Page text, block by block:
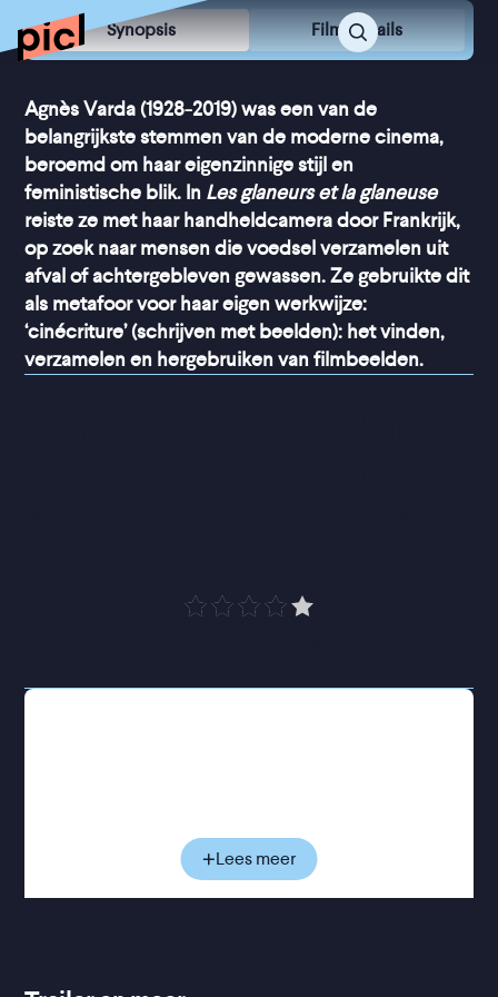
Synopsis Film Details
Agnès Varda (1928-2019) was een van de
belangrijkste stemmen van de moderne cinema,
beroemd om haar eigenzinnige stijl en
feministische blik. In Les glaneurs et la glaneuse
reiste ze met haar handheldcamera door Frankrijk,
op zoek naar mensen die voedsel verzamelen uit
afval of achtergebleven gewassen. Ze gebruikte dit
als metafoor voor haar eigen werkwijze:
‘cinécriture’ (schrijven met beelden): het vinden,
verzamelen en hergebruiken van filmbeelden.
Agnès ontmoette allerlei mensen die de oude
portretteert onder anderen een chef van een
tweesterrenrestaurant, een wijngaard-eigenaar en
een kunstenaar gespecialiseerd in
Lees meer